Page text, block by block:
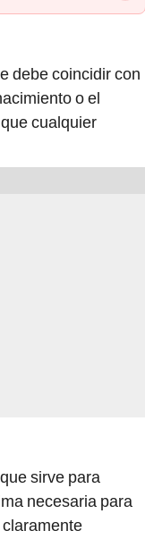
debe coincidir con
o el
cualquier
sirve para
necesaria para